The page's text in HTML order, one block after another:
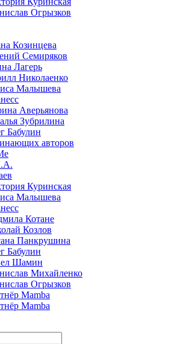
Огрызков
Козинцева
Семиряков
Лагерь
Николаенко
Малышева
Аверьянова
Зубрилина
Бабулин
авторов
Куринская
Малышева
Котане
Козлов
Панкрушина
Бабулин
Шамин
Михайленко
Огрызков
Mamba
Mamba